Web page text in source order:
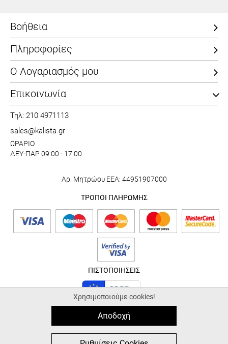
Βοήθεια
Πληροφορίες
Ο Λογαριασμός μου
Επικοινωνία
Τηλ: 210 4971113
sales@kalista.gr
ΩΡΑΡΙΟ
ΔΕΥ-ΠΑΡ 09:00 - 17:00
Αρ. Μητρώου ΕΕΑ: 44951907000
ΤΡΟΠΟΙ ΠΛΗΡΩΜΗΣ
ΠΙΣΤΟΠΟΙΗΣΕΙΣ
ALL-IN-ONE eCommerce Business Development by
Plushost.gr
Χρησιμοποιούμε cookies!
Αποδοχή